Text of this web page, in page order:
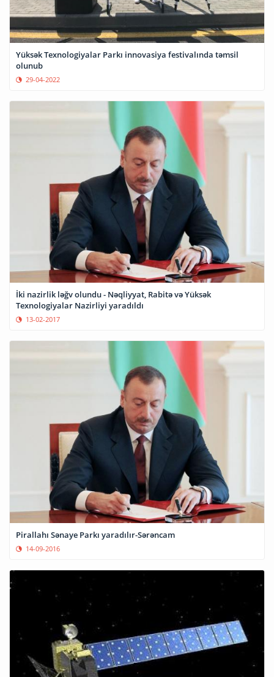
Yüksək Texnologiyalar Parkı innovasiya festivalında təmsil
olunub
29-04-2022
İki nazirlik ləğv olundu - Nəqliyyat, Rabitə və Yüksək
Texnologiyalar Nazirliyi yaradıldı
13-02-2017
Pirallahı Sənaye Parkı yaradılır-Sərəncam
14-09-2016